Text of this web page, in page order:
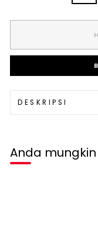
DESKRIPSI
Anda